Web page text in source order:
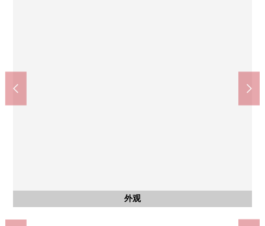
外观
室内
厨房
公共汽车
洗脸
厕所
室内
室内
阳台
厨房
厨房
厨房
门口
收纳
收纳
其他
外观
共有部分
入口